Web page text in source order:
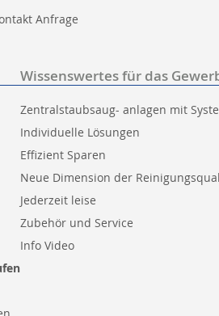
Anfrage
Wissenswertes für das
Zentralstaubsaug- anlagen mit
Individuelle Lösungen
Effizient Sparen
Neue Dimension der
Jederzeit leise
Zubehör und Service
Info Video